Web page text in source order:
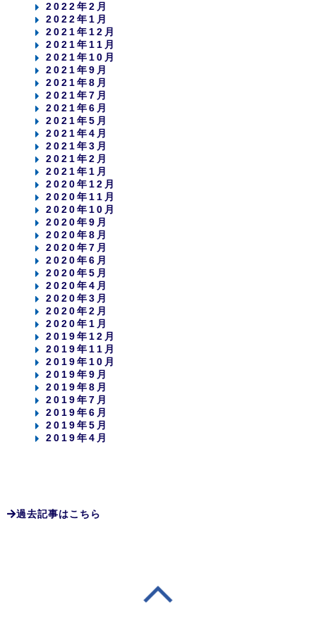
2022年2月
2022年1月
2021年12月
2021年11月
2021年10月
2021年9月
2021年8月
2021年7月
2021年6月
2021年5月
2021年4月
2021年3月
2021年2月
2021年1月
2020年12月
2020年11月
2020年10月
2020年9月
2020年8月
2020年7月
2020年6月
2020年5月
2020年4月
2020年3月
2020年2月
2020年1月
2019年12月
2019年11月
2019年10月
2019年9月
2019年8月
2019年7月
2019年6月
2019年5月
2019年4月
過去記事はこちら